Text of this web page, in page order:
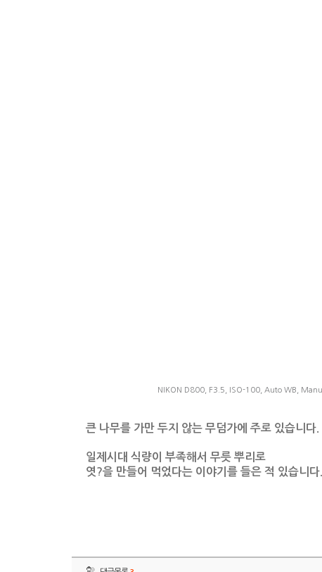
NIKON D800, F3.5, ISO-100, Auto WB,
큰 나무를 가만 두지 않는 무덤가에 주로 있습니다.
일제시대 식량이 부족해서 무릇 뿌리로
엿?을 만들어 먹었다는 이야기를 들은 적 있습니다.